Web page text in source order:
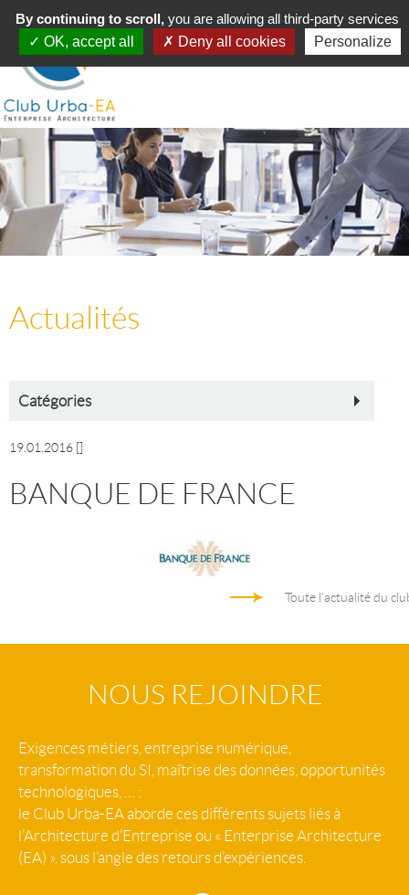
Toggle
navigation
MENU
Actualités
Catégories
19.01.2016
BANQUE DE FRANCE
Toute l'actualité du
NOUS REJOINDRE
Exigences métiers, entreprise numérique,
transformation du SI, maîtrise des données, opportunités
technologiques, … :
le Club Urba-EA aborde ces différents sujets liés à
l’Architecture d’Entreprise ou « Enterprise Architecture
(EA) », sous l’angle des retours d’expériences.
By continuing to scroll,you are allowing all third-party services
OK, accept all
Deny all cookies Personalize